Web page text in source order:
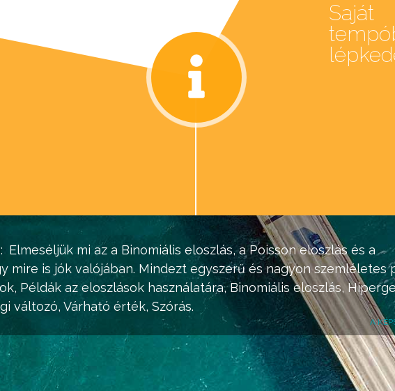
Elmeséljük mi az a Binomiális eloszlás, aPoisson eloszlásés a
mire is jók valójában. Mindezt egyszerű és nagyon szemléletes
, Példák az eloszlások használatára,Binomiális eloszlás,
változó, Várható érték, Szórás.
A
Saját